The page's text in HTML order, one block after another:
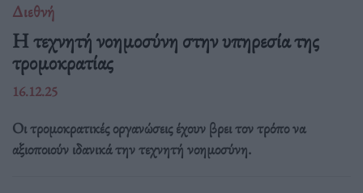
Διεθνή
Η τεχνητή νοημοσύνη στην υπηρεσία της
τρομοκρατίας
16.12.25
Οι τρομοκρατικές οργανώσεις έχουν βρει τον τρόπο να
αξιοποιούν ιδανικά την τεχνητή νοημοσύνη.